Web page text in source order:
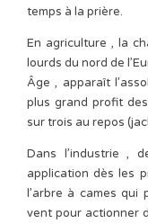
temps à la prière.
En agriculture , la
lourds du nord de
Âge , apparaît
plus grand profit
sur trois au repos
Dans l’industrie ,
application dès les
l’arbre à cames qui
vent pour actionner